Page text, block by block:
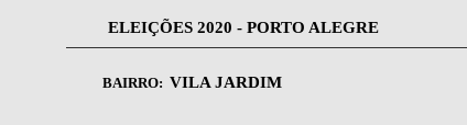
ELEIÇÕES 2020 - PORTO ALEGRE
BAIRRO: VILA JARDIM